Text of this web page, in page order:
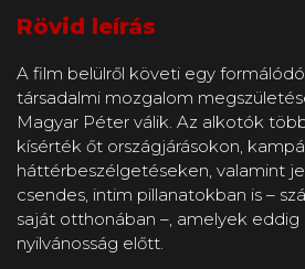
Rövid leírás
A film belülről követi egy
társadalmi mozgalom
Magyar Péter válik. Az alkotók
kísérték őt országjárásokon,
háttérbeszélgetéseken, valamint
csendes, intim pillanatokban is –
saját otthonában –, amelyek
nyilvánosság előtt.